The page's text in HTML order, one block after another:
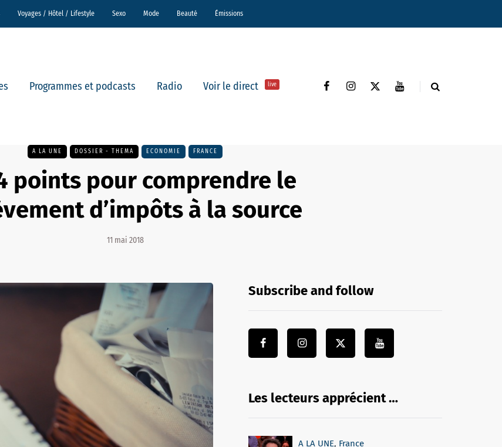
Voyages / Hôtel / Lifestyle Sexo Mode Beauté Émissions
Programmes et podcasts Radio Voir le direct live
A LA UNE DOSSIER - THEMA ECONOMIE FRANCE
points pour comprendre le
d’impôts à la source
11 mai 2018
Subscribe and follow
Les lecteurs apprécient …
A LA UNE, France